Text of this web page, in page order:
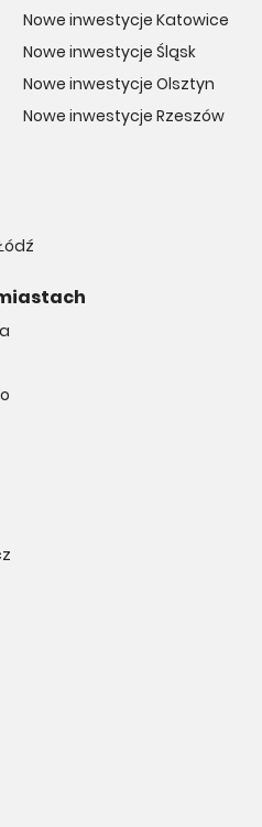
W pobliżu znaleźć można:
m)
roku
2024 roku
Nowe inwestycje Katowice
Nowe inwestycje Śląsk
Nowe inwestycje Olsztyn
Nowe inwestycje Rzeszów